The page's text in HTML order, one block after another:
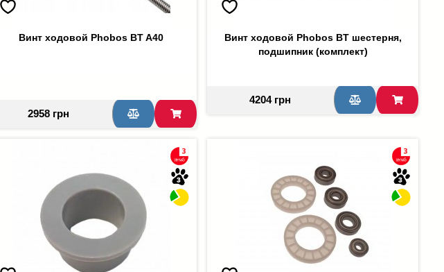
Винт ходовой Phobos BT A40
2958 грн
Винт ходовой Phobos BT шестерня,
подшипник (комплект)
4204 грн